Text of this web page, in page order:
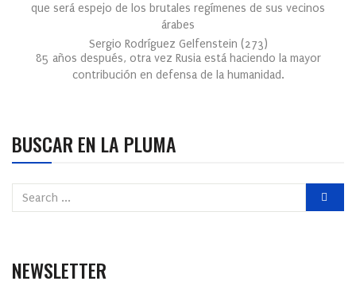
que será espejo de los brutales regímenes de sus vecinos
árabes
Sergio Rodríguez Gelfenstein (273)
85 años después, otra vez Rusia está haciendo la mayor
contribución en defensa de la humanidad.
BUSCAR EN LA PLUMA
NEWSLETTER